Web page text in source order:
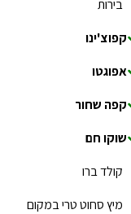
בירות
קפוצ'ינו
אפוגטו
קפה שחור
שוקו חם
קולד ברו
מיץ סחוט טרי במקום